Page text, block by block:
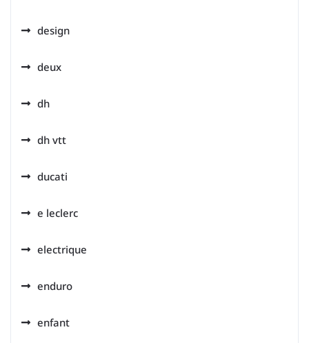
design
deux
dh
dh vtt
ducati
e leclerc
electrique
enduro
enfant